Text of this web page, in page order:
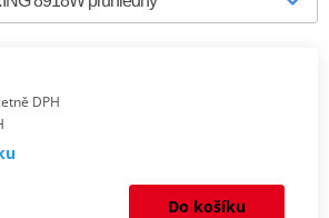
DPH
Do košíku